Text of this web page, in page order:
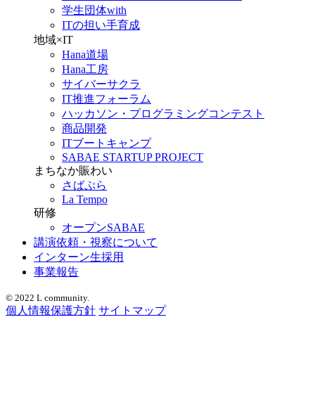
学生団体with
ITの担い手育成
地域×IT
Hana道場
Hana工房
サイバーサクラ
IT推進フォーラム
ハッカソン・プログラミングコンテスト
商品開発
ITブートキャンプ
SABAE STARTUP PROJECT
まちなか賑わい
さばぷら
La Tempo
研修
オープンSABAE
講演依頼・視察について
インターン生採用
事業報告
© 2022 L community.
個人情報保護方針 サイトマップ